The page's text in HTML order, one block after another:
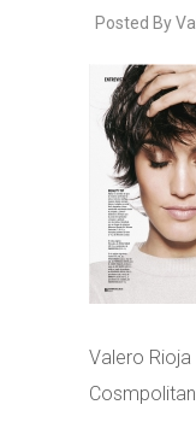
Posted By
Valero